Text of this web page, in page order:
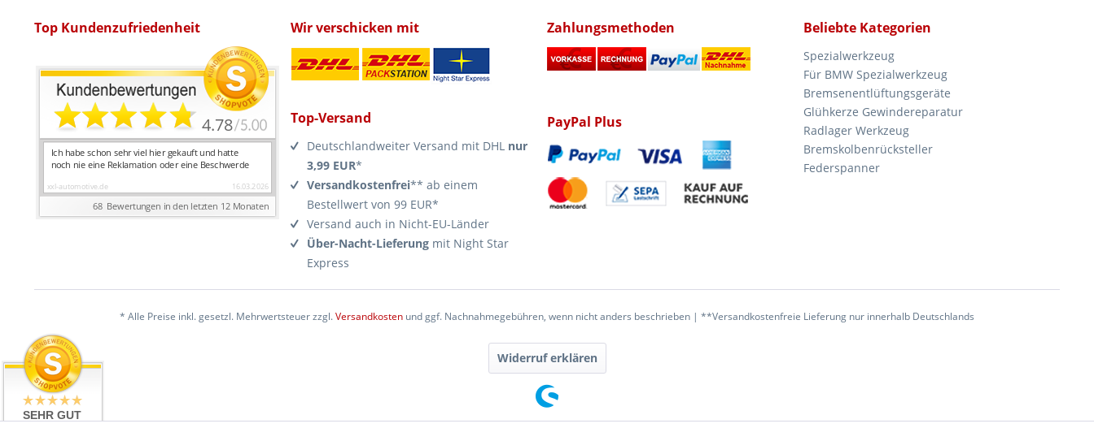
Top Kundenzufriedenheit Wir verschicken mit
Top-Versand
Deutschlandweiter Versand mit DHL nur
3,99 EUR*
Versandkostenfrei** ab einem
Bestellwert von 99 EUR*
Versand auch in Nicht-EU-Länder
Über-Nacht-Lieferung mit Night Star
Express
Zahlungsmethoden
PayPal Plus
Beliebte Kategorien
Spezialwerkzeug
Für BMW Spezialwerkzeug
Bremsenentlüftungsgeräte
Glühkerze Gewindereparatur
Radlager Werkzeug
Bremskolbenrücksteller
Federspanner
* Alle Preise inkl. gesetzl. Mehrwertsteuer zzgl.Versandkosten und ggf. Nachnahmegebühren, wenn nicht anders beschrieben | **Versandkostenfreie Lieferung nur innerhalb Deutschlands
Widerruf erklären
SEHR GUT